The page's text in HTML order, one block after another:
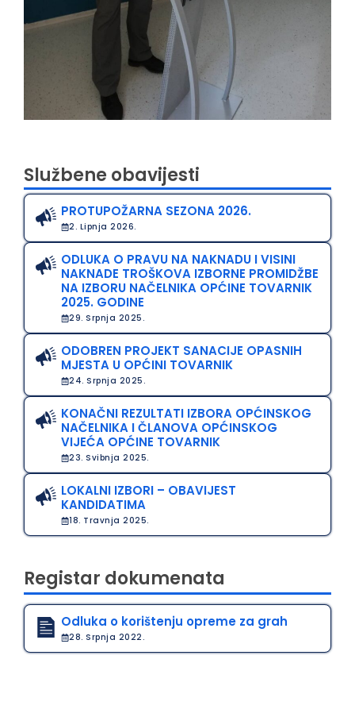
Službene obavijesti
PROTUPOŽARNA SEZONA 2026.
2. Lipnja 2026.
ODLUKA O PRAVU NA NAKNADU I VISINI
NAKNADE TROŠKOVA IZBORNE PROMIDŽBE
NA IZBORU NAČELNIKA OPĆINE TOVARNIK
2025. GODINE
29. Srpnja 2025.
ODOBREN PROJEKT SANACIJE OPASNIH
MJESTA U OPĆINI TOVARNIK
24. Srpnja 2025.
KONAČNI REZULTATI IZBORA OPĆINSKOG
NAČELNIKA I ČLANOVA OPĆINSKOG
VIJEĆA OPĆINE TOVARNIK
23. Svibnja 2025.
LOKALNI IZBORI – OBAVIJEST
KANDIDATIMA
18. Travnja 2025.
Registar dokumenata
Odluka o korištenju opreme za grah
28. Srpnja 2022.